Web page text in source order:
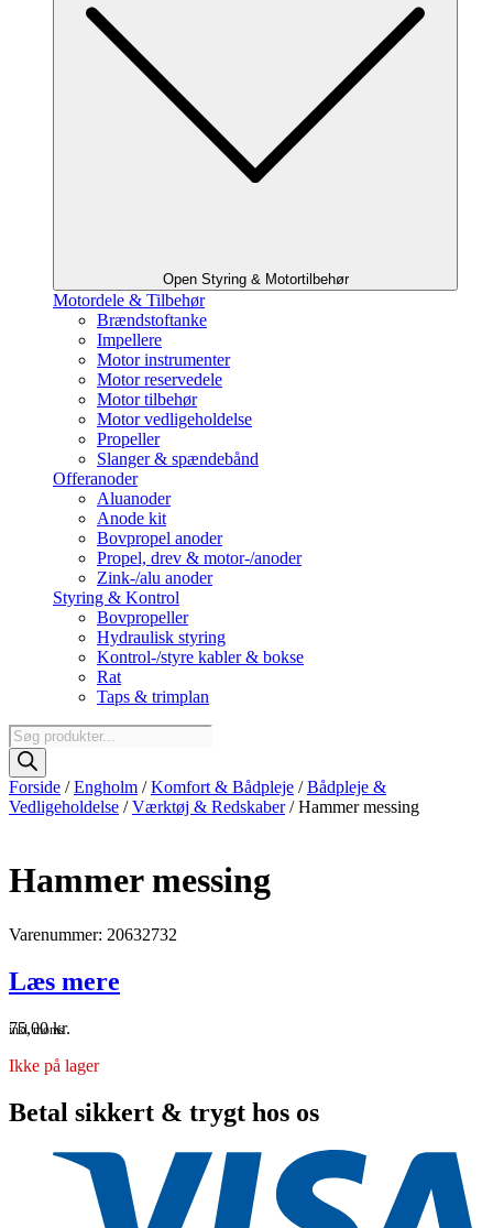
Open Styring & Motortilbehør
Motordele & Tilbehør
Brændstoftanke
Impellere
Motor instrumenter
Motor reservedele
Motor tilbehør
Motor vedligeholdelse
Propeller
Slanger & spændebånd
Offeranoder
Aluanoder
Anode kit
Bovpropel anoder
Propel, drev & motor-/anoder
Zink-/alu anoder
Styring & Kontrol
Bovpropeller
Hydraulisk styring
Kontrol-/styre kabler & bokse
Rat
Taps & trimplan
Products
search
Forside /Engholm /Komfort & Bådpleje /Bådpleje &
Vedligeholdelse /Værktøj & Redskaber/ Hammer messing
Hammer messing
Varenummer: 20632732
Læs mere
75,00kr.
inkl. moms
Ikke på lager
Betal sikkert & trygt hos os